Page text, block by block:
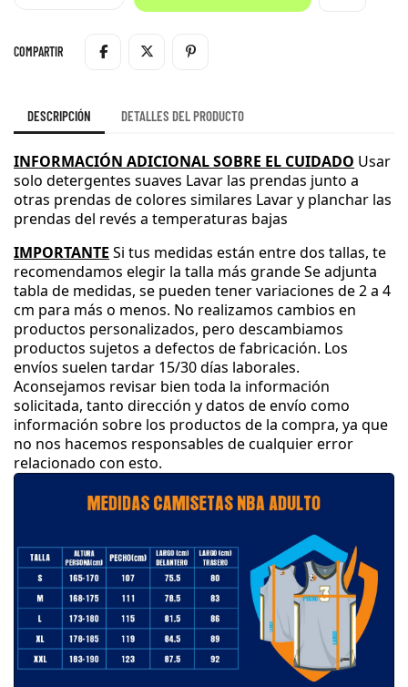
COMPARTIR
DESCRIPCIÓN DETALLES DEL PRODUCTO
INFORMACIÓN ADICIONAL SOBRE EL CUIDADO Usar
solo detergentes suaves Lavar las prendas junto a
otras prendas de colores similares Lavar y planchar las
prendas del revés a temperaturas bajas
IMPORTANTE Si tus medidas están entre dos tallas, te
recomendamos elegir la talla más grandeSe adjunta
tabla de medidas, se pueden tener variaciones de 2 a 4
cm para más o menos. No realizamos cambios en
productos personalizados, pero descambiamos
productos sujetos a defectos de fabricación. Los
envíos suelen tardar 15/30 días laborales.
Aconsejamos revisar bien toda la información
solicitada, tanto dirección y datos de envío como
información sobre los productos de la compra, ya que
no nos hacemos responsables de cualquier error
relacionado con esto.